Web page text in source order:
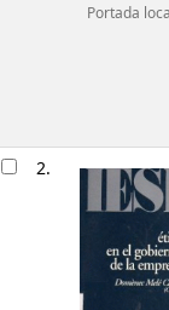
Portada
2.